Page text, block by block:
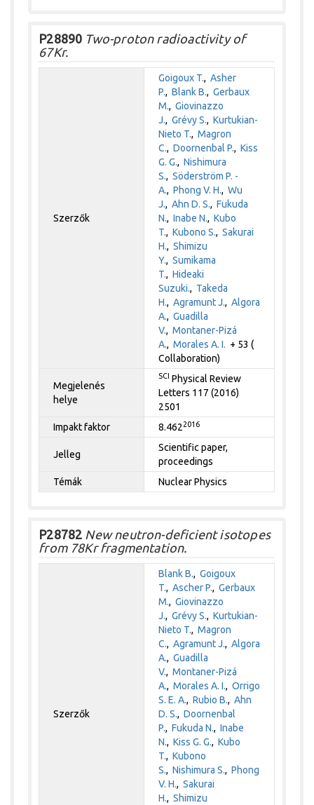
P28890 Two-proton radioactivity of
67Kr.
Szerzők
Goigoux T.,Asher
P.,Blank B.,Gerbaux
M.,Giovinazzo
J.,Grévy S.,Kurtukian-
Nieto T.,Magron
C.,Doornenbal P.,Kiss
G. G.,Nishimura
S.,Söderström P. -
A.,Phong V. H.,Wu
J.,Ahn D. S.,Fukuda
N.,Inabe N.,Kubo
T.,Kubono S.,Sakurai
H.,Shimizu
Y.,Sumikama
T.,Hideaki
Suzuki., Takeda
H.,Agramunt J.,Algora
A.,Guadilla
V.,Montaner-Pizá
A.,Morales A. I. + 53 (
Collaboration)
Megjelenés
helye
SCI Physical Review
Letters 117 (2016)
2501
Impakt faktor
8.4622016
Jelleg
Scientific paper,
proceedings
Témák
Nuclear Physics
P28782 New neutron-deficient isotopes
from 78Kr fragmentation.
Szerzők
Blank B.,Goigoux
T.,Ascher P.,Gerbaux
M.,Giovinazzo
J.,Grévy S.,Kurtukian-
Nieto T.,Magron
C.,Agramunt J.,Algora
A.,Guadilla
V.,Montaner-Pizá
A.,Morales A. I.,Orrigo
S. E. A.,Rubio B.,Ahn
D. S.,Doornenbal
P.,Fukuda N.,Inabe
N.,Kiss G. G.,Kubo
T.,Kubono
S.,Nishimura S.,Phong
V. H.,Sakurai
H.,Shimizu